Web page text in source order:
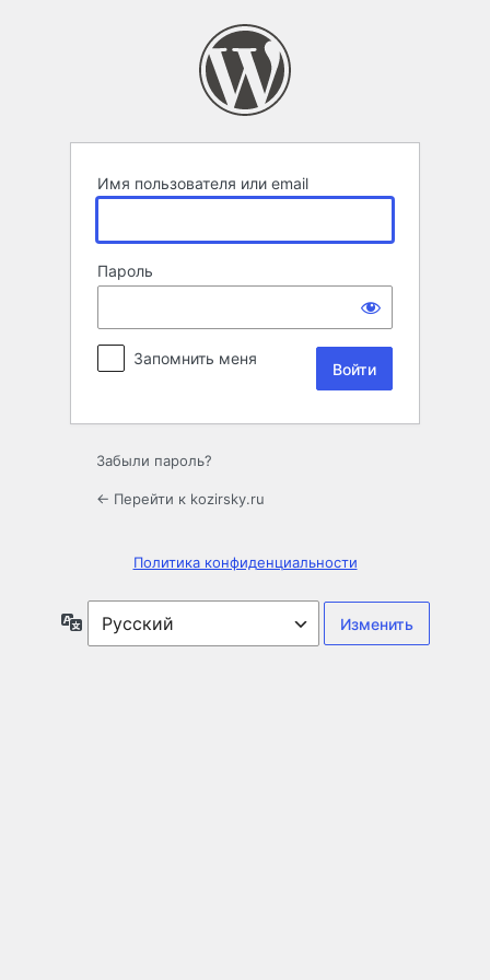
Имя пользователя или email
Пароль
Запомнить меня
Забыли пароль?
← Перейти к kozirsky.ru
Политика конфиденциальности
Язык